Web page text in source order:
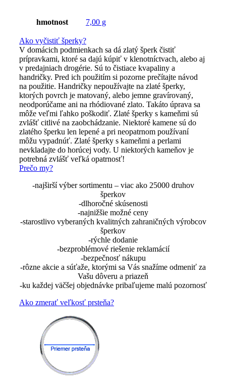
hmotnost 7,00 g
Ako vyčistiť šperky?
V domácich podmienkach sa dá zlatý šperk čistiť
prípravkami, ktoré sa dajú kúpiť v klenotníctvach, alebo aj
v predajniach drogérie. Sú to čistiace kvapaliny a
handričky. Pred ich použitím si pozorne prečítajte návod
na použitie. Handričky nepoužívajte na zlaté šperky,
ktorých povrch je matovaný, alebo jemne gravírovaný,
neodporúčame ani na rhódiované zlato. Takáto úprava sa
môže veľmi ľahko poškodiť. Zlaté šperky s kameňmi sú
zvlášť citlivé na zaobchádzanie. Niektoré kamene sú do
zlatého šperku len lepené a pri neopatrnom používaní
môžu vypadnúť. Zlaté šperky s kameňmi a perlami
nevkladajte do horúcej vody. U niektorých kameňov je
potrebná zvlášť veľká opatrnosť!
Prečo my?
-najširší výber sortimentu – viac ako 25000 druhov
šperkov
-dlhoročné skúsenosti
-najnižšie možné ceny
-starostlivo vyberaných kvalitných zahraničných výrobcov
šperkov
-rýchle dodanie
-bezproblémové riešenie reklamácií
-bezpečnosť nákupu
-rôzne akcie a súťaže, ktorými sa Vás snažíme odmeniť za
Vašu dôveru a priazeň
-ku každej väčšej objednávke pribaľujeme malú pozornosť
Ako zmerať veľkosť prsteňa?